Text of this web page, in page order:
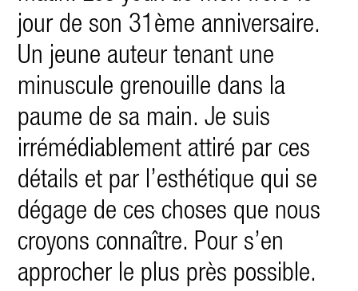
jour de son 31ème anniversaire.
Un jeune auteur tenant une
minuscule grenouille dans la
paume de sa main. Je suis
irrémédiablement attiré par ces
détails et par l’esthétique qui se
dégage de ces choses que nous
croyons connaître. Pour s’en
approcher le plus près possible.